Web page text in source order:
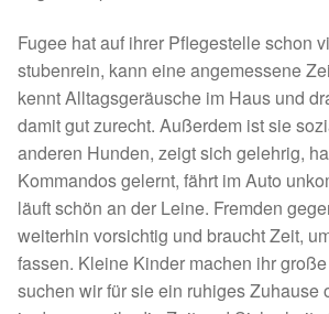
Spenden 2022
Juli bis Dezember 2022
Januar bis Juni 2022
Spenden 2021
Fugee hat auf ihrer Pflegestelle schon
stubenrein, kann eine angemessene
kennt Alltagsgeräusche im Haus und
damit gut zurecht. Außerdem ist sie
anderen Hunden, zeigt sich gelehrig,
Kommandos gelernt, fährt im Auto
läuft schön an der Leine. Fremden
weiterhin vorsichtig und braucht Zeit,
fassen. Kleine Kinder machen ihr
suchen wir für sie ein ruhiges Zuhause